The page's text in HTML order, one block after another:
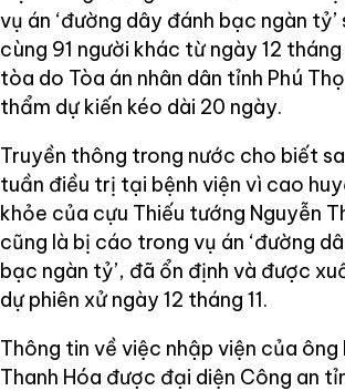
vụ án ‘đường dây đánh bạc ngàn tỷ’
cùng 91 người khác từ ngày 12 tháng
tòa do Tòa án nhân dân tỉnh Phú
thẩm dự kiến kéo dài 20 ngày.
Truyền thông trong nước cho biết
tuần điều trị tại bệnh viện vì cao
khỏe của cựu Thiếu tướng Nguyễn
cũng là bị cáo trong vụ án ‘đường
bạc ngàn tỷ’, đã ổn định và được
dự phiên xử ngày 12 tháng 11.
Thông tin về việc nhập viện của ông
Thanh Hóa được đại diện Công an